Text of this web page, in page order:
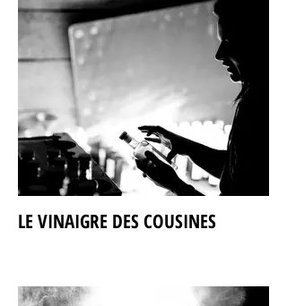
LE VINAIGRE DES COUSINES